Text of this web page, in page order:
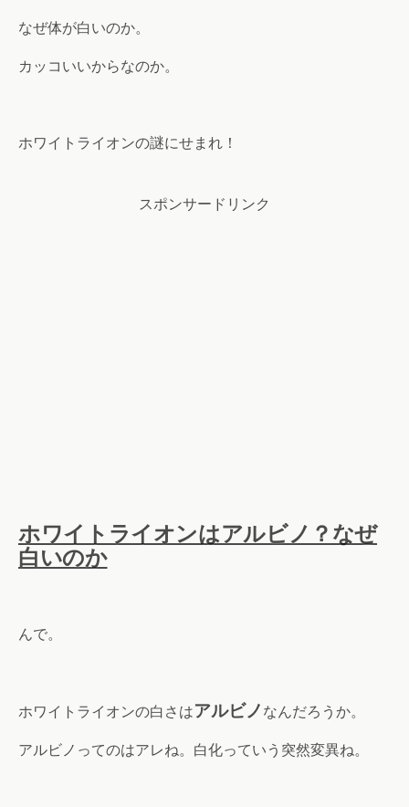
なぜ体が白いのか。
カッコいいからなのか。
ホワイトライオンの謎にせまれ！
スポンサードリンク
ホワイトライオンはアルビノ？なぜ
白いのか
んで。
ホワイトライオンの白さはアルビノ なんだろうか。
アルビノってのはアレね。白化っていう突然変異ね。